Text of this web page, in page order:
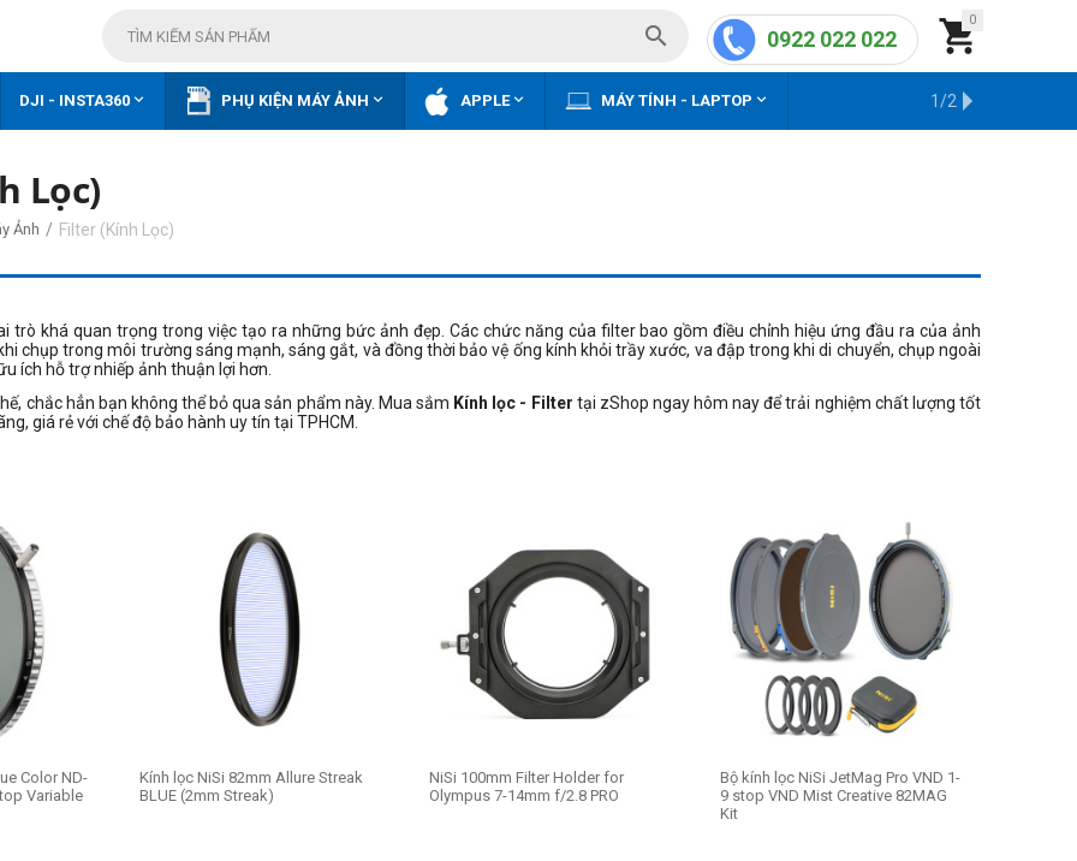
0

0922 022 022

DJI - INSTA360  PHỤ KIỆN MÁY ẢNH  APPLE MÁY TÍNH - LAPTOP  KHO HÀNG CŨ
1/2
Lọc)
Ảnh / Filter (Kính Lọc)
trò khá quan trọng trong việc tạo ra những bức ảnh đẹp. Các chức năng của filter bao gồm điều chỉnh hiệu ứng đầu ra của ảnh
chụp trong môi trường sáng mạnh, sáng gắt, và đồng thời bảo vệ ống kính khỏi trầy xước, va đập trong khi di chuyển, chụp ngoài
ích hỗ trợ nhiếp ảnh thuận lợi hơn.
chắc hẳn bạn không thể bỏ qua sản phẩm này. Mua sắm Kính lọc - Filter tại zShop ngay hôm nay để trải nghiệm chất lượng tốt
giá rẻ với chế độ bảo hành uy tín tại TPHCM.
Color ND-
Variable
Kính lọc NiSi 82mm Allure Streak
BLUE (2mm Streak)
NiSi 100mm Filter Holder for
Olympus 7-14mm f/2.8 PRO
Bộ kính lọc NiSi JetMag Pro VND 1-
9 stop VND Mist Creative 82MAG
Kit